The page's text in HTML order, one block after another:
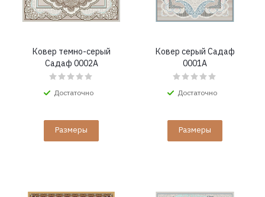
Ковер темно-серый
Садаф 0002A
Достаточно
Размеры
Ковер серый Садаф
0001A
Достаточно
Размеры